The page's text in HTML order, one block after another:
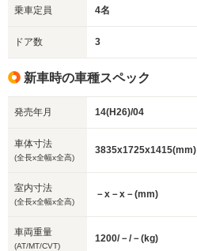
乗車定員 4名
ドア数 3
新車時の車種スペック
発売年月 14(H26)/04
車体寸法
(全長x全幅x全高)
3835x1725x1415(mm)
室内寸法
(全長x全幅x全高)
－x－x－(mm)
車両重量
(AT/MT/CVT)
1200/－/－(kg)